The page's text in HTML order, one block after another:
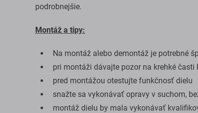
podrobnejšie.
Montáž a tipy:
Na montáž alebo demontáž je potrebné
pri montáži dávajte pozor na krehké časti
pred montážou otestujte funkčnosť dielu
snažte sa vykonávať opravy v suchom,
montáž dielu by mala vykonávať